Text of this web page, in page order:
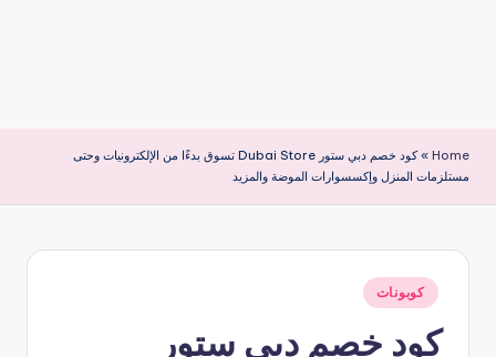
Home
»
كود خصم دبي ستور Dubai Store تسوق بدءًا من الإلكترونيات وحتى
مستلزمات المنزل وإكسسوارات الموضة والمزيد
نُشر
في
كوبونات
كود خصم دبي ستور